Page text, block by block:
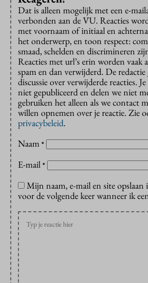
Dat is alleen mogelijk met een e-
verbonden aan de VU. Reacties
met voornaam of initiaal en
het onderwerp, en toon respect:
smaad, schelden en discrimineren
Reacties met url’s erin worden vaak
spam en dan verwijderd. De
discussie over verwijderde reacties.
niet gepubliceerd en delen we niet
gebruiken het alleen als we contact
willen opnemen over je reactie. Zie
privacybeleid.
Naam *
E-mail *
Mijn naam, e-mail en site opslaan
voor de volgende keer wanneer ik